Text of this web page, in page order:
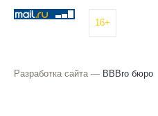
16+
Разработка сайта — BBBro бюро